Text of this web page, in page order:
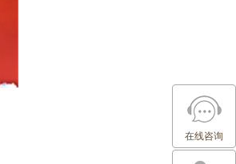
在线咨询